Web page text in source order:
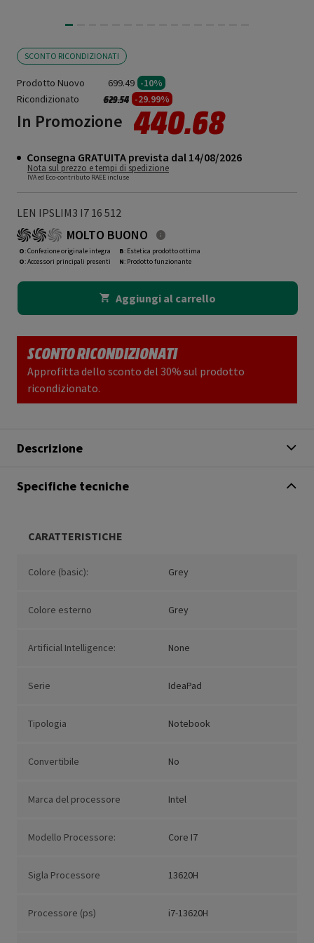
SCONTO RICONDIZIONATI
Prodotto Nuovo 699.49 -10%
Ricondizionato
Prezzo ridotto da
629.54a -29.99%
In Promozione 440.68
Consegna GRATUITA prevista dal 14/08/2026
Nota sul prezzo e tempi di spedizione
IVA ed Eco-contributo RAEE incluse
LEN IPSLIM3 I7 16 512
MOLTO BUONO
O: Confezione originale integra
O: Accessori principali presenti
B: Estetica prodotto ottima
N: Prodotto funzionante
Aggiungi al carrello
SCONTO RICONDIZIONATI
Approfitta dello sconto del 30% sul prodotto
ricondizionato.
Descrizione
Specifiche tecniche
CARATTERISTICHE
Colore (basic): Grey
Colore esterno Grey
Artificial Intelligence: None
Serie IdeaPad
Tipologia Notebook
Convertibile No
Marca del processore Intel
Modello Processore: Core I7
Sigla Processore 13620H
Processore (ps) i7-13620H